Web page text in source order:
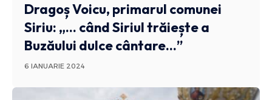
Dragoș Voicu, primarul comunei
Siriu: „… când Siriul trăiește a
Buzăului dulce cântare…”
6 IANUARIE 2024